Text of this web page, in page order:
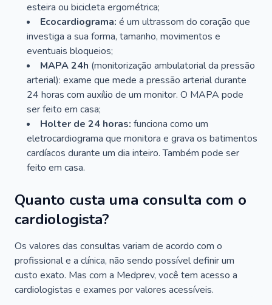
esteira ou bicicleta ergométrica;
Ecocardiograma: é um ultrassom do coração que
investiga a sua forma, tamanho, movimentos e
eventuais bloqueios;
MAPA 24h (monitorização ambulatorial da pressão
arterial): exame que mede a pressão arterial durante
24 horas com auxílio de um monitor. O MAPA pode
ser feito em casa;
Holter de 24 horas: funciona como um
eletrocardiograma que monitora e grava os batimentos
cardíacos durante um dia inteiro. Também pode ser
feito em casa.
Quanto custa uma consulta com o
cardiologista?
Os valores das consultas variam de acordo com o
profissional e a clínica, não sendo possível definir um
custo exato. Mas com a Medprev, você tem acesso a
cardiologistas e exames por valores acessíveis.